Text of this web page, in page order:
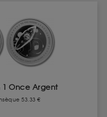
1 Once Argent
53.33 €